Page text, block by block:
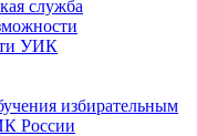
служба
УИК
избирательным
России